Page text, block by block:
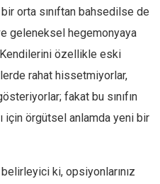
orta sınıftan bahsedilse de
geleneksel hegemonyaya
özellikle eski
rahat hissetmiyorlar,
fakat bu sınıfın
için örgütsel anlamda yeni bir
ki, opsiyonlarınız